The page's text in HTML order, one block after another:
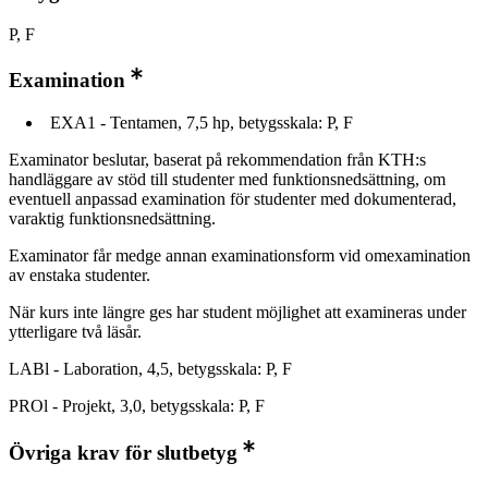
P, F
Examination
EXA1 - Tentamen, 7,5 hp, betygsskala: P, F
Examinator beslutar, baserat på rekommendation från KTH:s
handläggare av stöd till studenter med funktionsnedsättning, om
eventuell anpassad examination för studenter med dokumenterad,
varaktig funktionsnedsättning.
Examinator får medge annan examinationsform vid omexamination
av enstaka studenter.
När kurs inte längre ges har student möjlighet att examineras under
ytterligare två läsår.
LABl - Laboration, 4,5, betygsskala: P, F
PROl - Projekt, 3,0, betygsskala: P, F
Övriga krav för slutbetyg